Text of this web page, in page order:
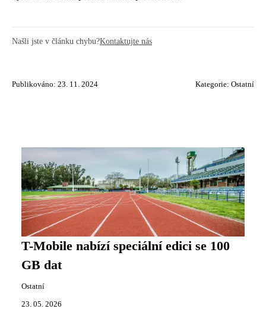
Našli jste v článku chybu?Kontaktujte nás
Publikováno: 23. 11. 2024 Kategorie: Ostatní
T-Mobile nabízí speciální edici se 100
GB dat
Ostatní
23. 05. 2026